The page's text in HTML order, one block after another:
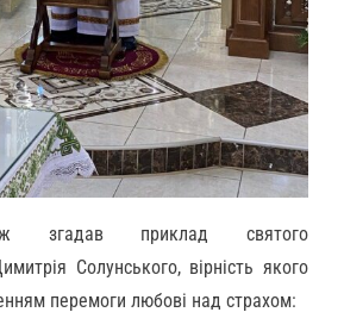
згадав приклад святого
Солунського, вірність якого
перемоги любові над страхом: